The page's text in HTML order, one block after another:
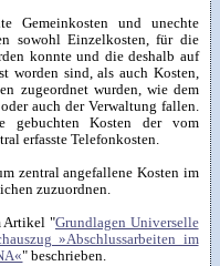
Gemeinkosten und unechte
sowohl Einzelkosten, für die
konnte und die deshalb auf
worden sind, als auch Kosten,
zugeordnet wurden, wie dem
auch der Verwaltung fallen.
gebuchten Kosten der vom
erfasste Telefonkosten.
zentral angefallene Kosten im
zuzuordnen.
Artikel "Grundlagen Universelle
»Abschlussarbeiten im
" beschrieben.